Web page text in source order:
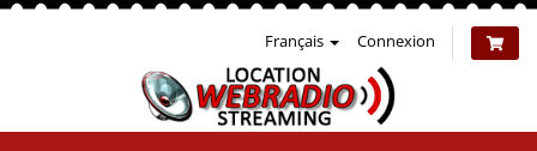
Français Connexion